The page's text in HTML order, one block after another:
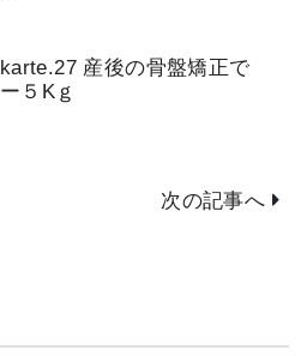
karte.27 産後の骨盤矯正で
ー５Kｇ
次の記事へ